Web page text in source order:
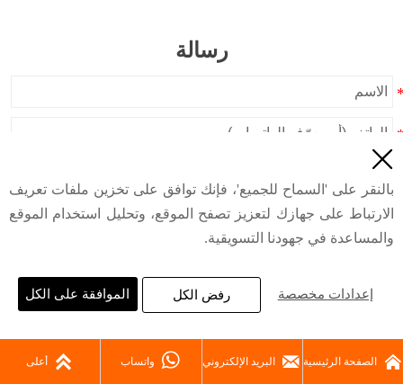
رسالة
 الصفحة الرئيسية  البريد الإلكتروني  واتساب  أعلى

بالنقر على 'السماح للجميع'، فإنك توافق على تخزين ملفات تعريف
الارتباط على جهازك لتعزيز تصفح الموقع، وتحليل استخدام الموقع
والمساعدة في جهودنا التسويقية.
إعدادات مخصصة رفض الكل الموافقة على الكل